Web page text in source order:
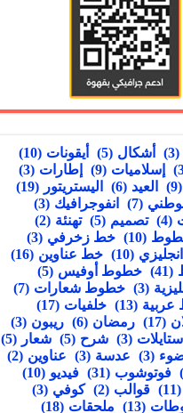
(3) أشكال (5) أيقونات (10)
إسلاميات (9) إطارات (3)
(9) العيد (6) اليستريتور (19)
(7) انفوجرافيك (3)
(4) تصميم (5) تهنئة (2)
(10) خط زخرفي (3)
(10) خط عناوين (16)
(41) خطوط أوفيس (5)
(3) خطوط شعارات (7)
(13) خلفيات (17)
(17) رمضان (6) ريبون (3)
ستايلات (3) شرح (5) شعار (5)
(3) عدسة (3) عناوين (2)
فوتوشوب (31) فيديو (10)
(11) قوالب (2) كوفي (3)
(13) ملحقات (18)